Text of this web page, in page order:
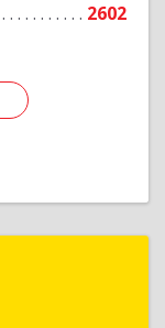
2602
Подробнее